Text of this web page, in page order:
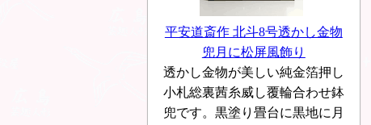
平安道斎作 北斗8号透かし金物
兜月に松屏風飾り
透かし金物が美しい純金箔押し
小札総裏茜糸威し覆輪合わせ鉢
兜です。黒塗り畳台に黒地に月